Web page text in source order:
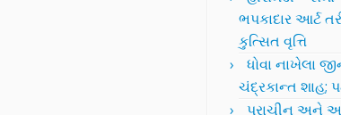
ભપકાદાર આર્ટ
કુત્સિત વૃત્તિ
ધોવા નાખેલા
ચંદ્રકાન્ત શાહ;
પ્રાચીન અને